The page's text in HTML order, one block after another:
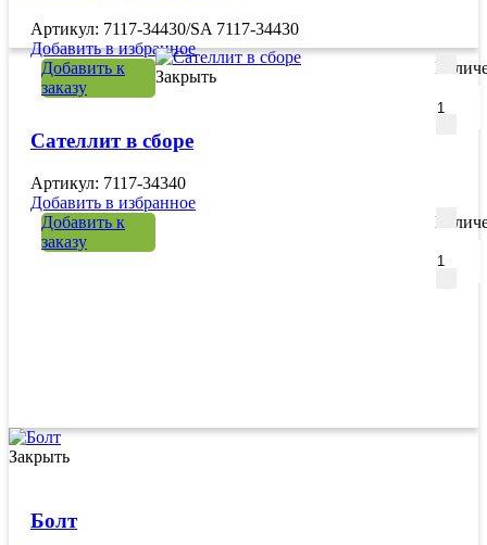
Артикул: 7117-34430/SA 7117-34430
Добавить в избранное
Добавить к
заказу
Закрыть
Сателлит в сборе
Артикул: 7117-34340
Добавить в избранное
Добавить к
заказу
Закрыть
Болт